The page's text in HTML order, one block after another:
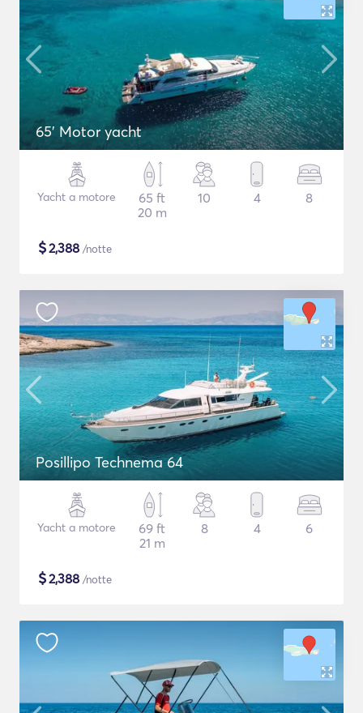
65' Motor yacht
Yacht a motore
65 ft
20 m
10 4 8
$2,388 /notte
Posillipo Technema 64
Yacht a motore
69 ft
21 m
8 4 6
$2,388 /notte